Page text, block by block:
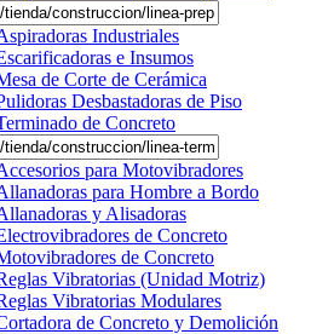
Industriales
e Insumos
de Corte de Cerámica
Desbastadoras de Piso
de Concreto
para Motovibradores
para Hombre a Bordo
y Alisadoras
de Concreto
de Concreto
Vibratorias (Unidad Motriz)
Vibratorias Modulares
de Concreto y Demolición